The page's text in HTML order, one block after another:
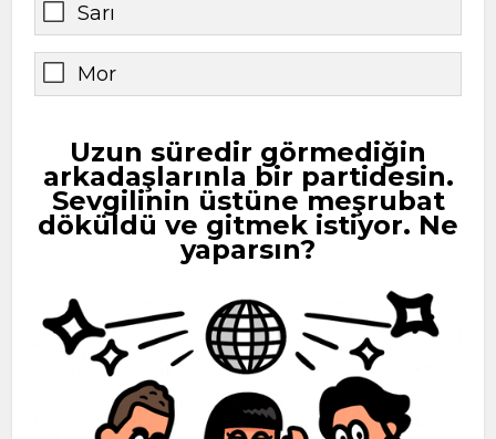
Sarı
Mor
Uzun süredir görmediğin
arkadaşlarınla bir partidesin.
Sevgilinin üstüne meşrubat
döküldü ve gitmek istiyor. Ne
yaparsın?